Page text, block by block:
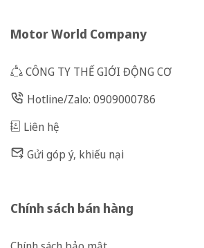
Motor World Company
CÔNG TY THẾ GIỚI ĐỘNG CƠ
Hotline/Zalo: 0909000786
Liên hệ
Gửi góp ý, khiếu nại
Chính sách bán hàng